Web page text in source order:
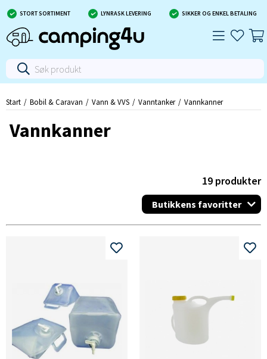
STORT SORTIMENT LYNRASK LEVERING SIKKER OG ENKEL BETALING
Start Bobil & Caravan Vann & VVS Vanntanker Vannkanner
Vannkanner
19 produkter
Butikkens favoritter